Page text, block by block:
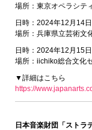
場所：東京オペラシテ
日時：2024年12月14
場所：兵庫県立芸術文
日時：2024年12月15
場所：iichiko総合文化
▼詳細はこちら
https://
日本音楽財団「ストラ